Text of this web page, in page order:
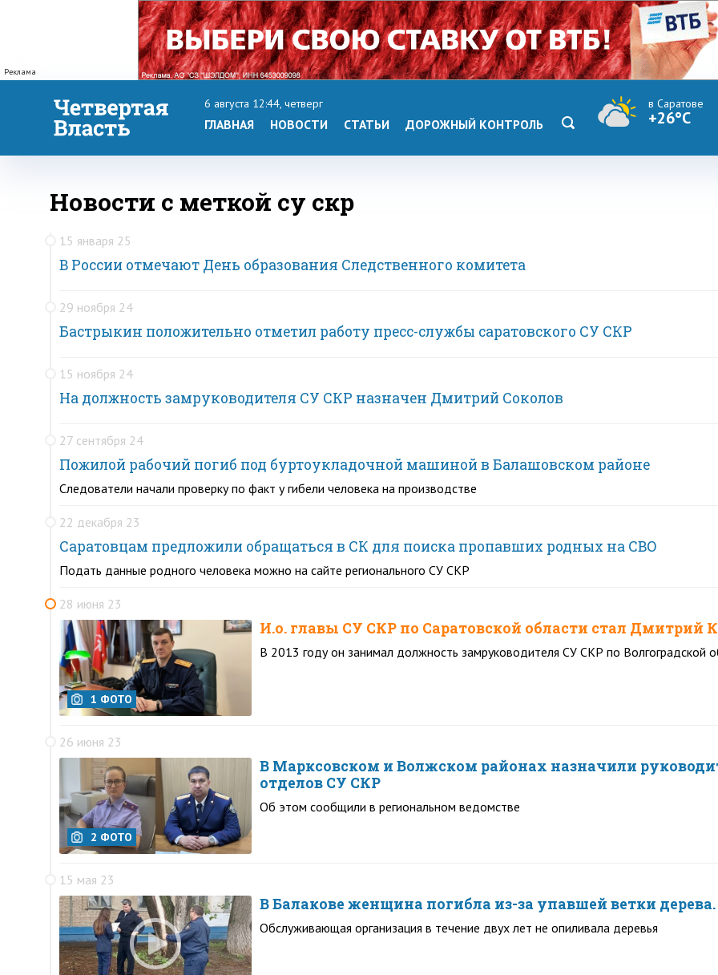
Реклама
6 августа 12:44, четверг
ГЛАВНАЯ НОВОСТИ СТАТЬИ ДОРОЖНЫЙ КОНТРОЛЬ
в Саратове
+26°C
Новости с меткой су скр
15 января 25
В России отмечают День образования Следственного комитета
29 ноября 24
Бастрыкин положительно отметил работу пресс-службы саратовского СУ СКР
15 ноября 24
На должность замруководителя СУ СКР назначен Дмитрий Соколов
27 сентября 24
Пожилой рабочий погиб под буртоукладочной машиной в Балашовском районе
Следователи начали проверку по факт у гибели человека на производстве
22 декабря 23
Саратовцам предложили обращаться в СК для поиска пропавших родных на СВО
Подать данные родного человека можно на сайте регионального СУ СКР
28 июня 23
1 ФОТО
И.о. главы СУ СКР по Саратовской области стал Дмитрий
В 2013 году он занимал должность замруководителя СУ СКР по Волгоградской
26 июня 23
2 ФОТО
В Марксовском и Волжском районах назначили
отделов СУ СКР
Об этом сообщили в региональном ведомстве
15 мая 23
В Балакове женщина погибла из-за упавшей ветки
Обслуживающая организация в течение двух лет не опиливала деревья